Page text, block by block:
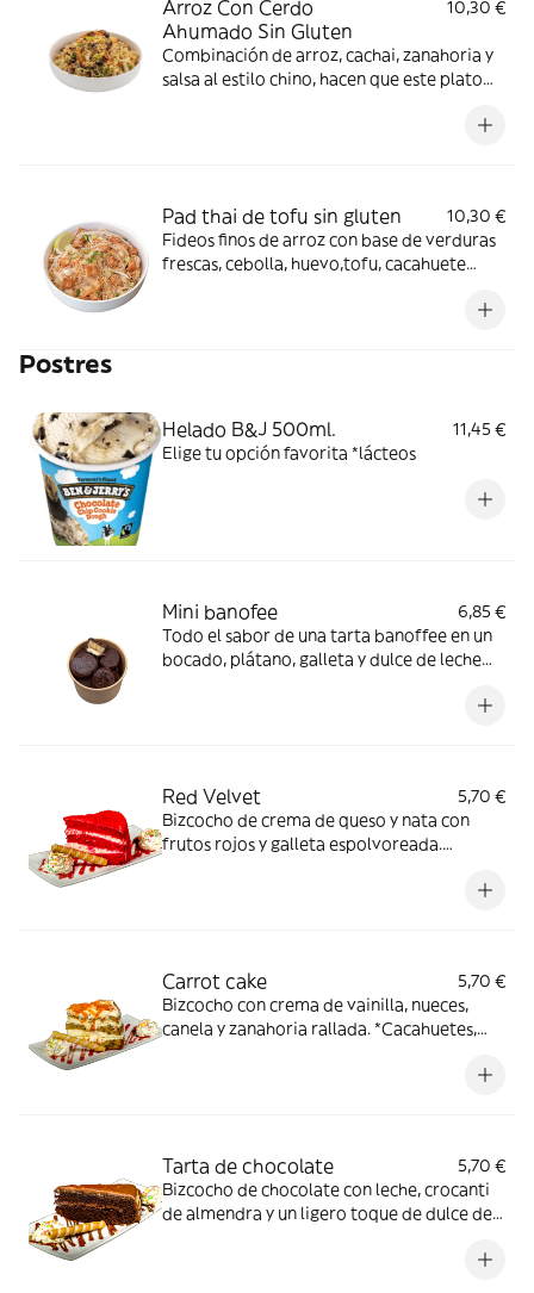
Arroz Con Cerdo
Ahumado Sin Gluten
10,30 €
Combinación de arroz, cachai, zanahoria y
salsa al estilo chino, hacen que este plato
Pad thai de tofu sin gluten
10,30 €
Fideos finos de arroz con base de verduras
frescas, cebolla, huevo,tofu, cacahuete
gluten (con un toque picante) Acompañado
Postres
Helado B&J 500ml.
11,45 €
Elige tu opción favorita *lácteos
Mini banofee
6,85 €
Todo el sabor de una tarta banoffee en un
bocado, plátano, galleta y dulce de leche
Red Velvet
5,70 €
Bizcocho de crema de queso y nata con
frutos rojos y galleta espolvoreada.
sulfitos, Frutos de cáscara, Huevos, Lacteos,
Carrot cake
5,70 €
Bizcocho con crema de vainilla, nueces,
canela y zanahoria rallada. *Cacahuetes,
Tarta de chocolate
5,70 €
Bizcocho de chocolate con leche, crocanti
de almendra y un ligero toque de dulce de
azufre y sulfitos, Frutos de cáscara, Huevos,